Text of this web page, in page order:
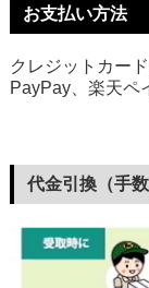
お支払い方法
クレジットカー
PayPay、楽天ペ
代金引換（手